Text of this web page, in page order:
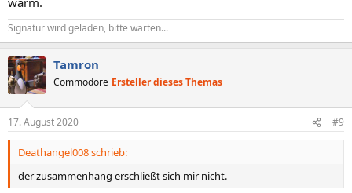
Signatur wird geladen, bitte warten...
Tamron
Commodore Ersteller dieses Themas
17. August 2020 #9
Deathangel008 schrieb:
der zusammenhang erschließt sich mir nicht.